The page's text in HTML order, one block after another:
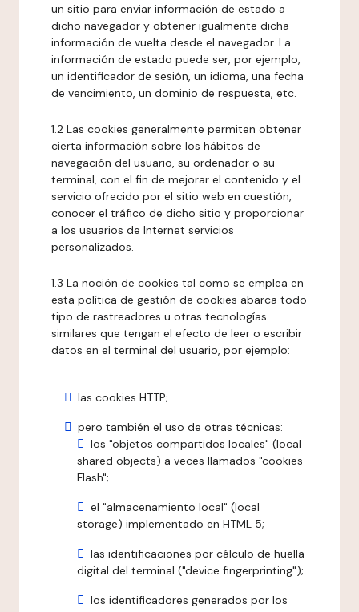
un sitio para enviar información de estado a
dicho navegador y obtener igualmente dicha
información de vuelta desde el navegador. La
información de estado puede ser, por ejemplo,
un identificador de sesión, un idioma, una fecha
de vencimiento, un dominio de respuesta, etc.
1.2 Las cookies generalmente permiten obtener
cierta información sobre los hábitos de
navegación del usuario, su ordenador o su
terminal, con el fin de mejorar el contenido y el
servicio ofrecido por el sitio web en cuestión,
conocer el tráfico de dicho sitio y proporcionar
a los usuarios de Internet servicios
personalizados.
1.3 La noción de cookies tal como se emplea en
esta política de gestión de cookies abarca todo
tipo de rastreadores u otras tecnologías
similares que tengan el efecto de leer o escribir
datos en el terminal del usuario, por ejemplo:
las cookies HTTP;
pero también el uso de otras técnicas:
los "objetos compartidos locales" (local
shared objects) a veces llamados "cookies
Flash";
el "almacenamiento local" (local
storage) implementado en HTML 5;
las identificaciones por cálculo de huella
digital del terminal ("device fingerprinting");
los identificadores generados por los